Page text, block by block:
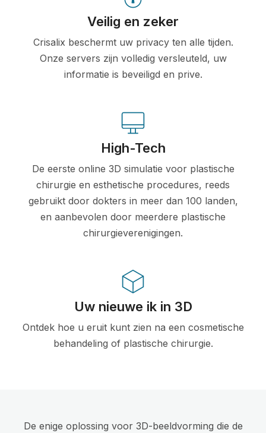
Veilig en zeker
Crisalix beschermt uw privacy ten alle tijden.
Onze servers zijn volledig versleuteld, uw
informatie is beveiligd en prive.
High-Tech
De eerste online 3D simulatie voor plastische
chirurgie en esthetische procedures, reeds
gebruikt door dokters in meer dan 100 landen,
en aanbevolen door meerdere plastische
chirurgieverenigingen.
Uw nieuwe ik in 3D
Ontdek hoe u eruit kunt zien na een cosmetische
behandeling of plastische chirurgie.
De enige oplossing voor 3D-beeldvorming die de